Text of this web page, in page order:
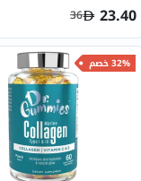
23.40
36
32% خصم